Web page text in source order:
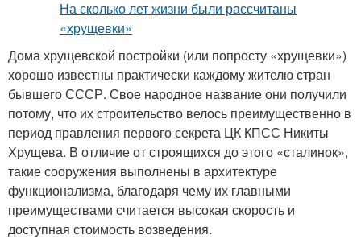
Дома хрущевской постройки (или попросту «хрущевки»)
хорошо известны практически каждому жителю стран
бывшего СССР. Свое народное название они получили
потому, что их строительство велось преимущественно в
период правления первого секрета ЦК КПСС Никиты
Хрущева. В отличие от строящихся до этого «сталинок»,
такие сооружения выполнены в архитектуре
функционализма, благодаря чему их главными
преимуществами считается высокая скорость и
доступная стоимость возведения.